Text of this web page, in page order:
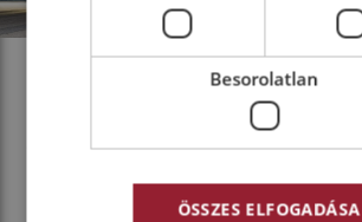
MEGOSZTOM MÁSOKKAL
Besorolatlan
ÖSSZES ELFOGADÁSA